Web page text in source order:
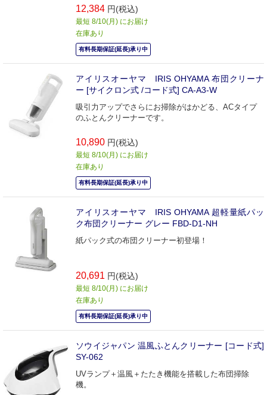
吸引
12,384 円(税込)
最短 8/10(月) にお届け
在庫あり
有料長期保証(延長)承り中
アイリスオーヤマ IRIS OHYAMA 布団クリーナ
ー [サイクロン式 /コード式] CA-A3-W
吸引力アップでさらにお掃除がはかどる、ACタイプ
のふとんクリーナーです。
10,890 円(税込)
最短 8/10(月) にお届け
在庫あり
有料長期保証(延長)承り中
アイリスオーヤマ IRIS OHYAMA 超軽量紙パッ
ク布団クリーナー グレー FBD-D1-NH
紙パック式の布団クリーナー初登場！
20,691 円(税込)
最短 8/10(月) にお届け
在庫あり
有料長期保証(延長)承り中
ソウイジャパン 温風ふとんクリーナー [コード式]
SY-062
UVランプ＋温風＋たたき機能を搭載した布団掃除
機。